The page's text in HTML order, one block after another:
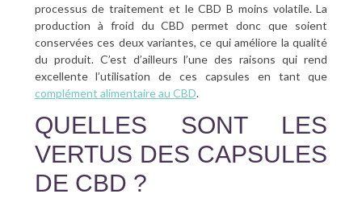
processus de traitement et le CBD B moins volatile. La
production à froid du CBD permet donc que soient
conservées ces deux variantes, ce qui améliore la qualité
du produit. C’est d’ailleurs l’une des raisons qui rend
excellente l’utilisation de ces capsules en tant que
complément alimentaire au CBD.
QUELLES SONT LES
VERTUS DES CAPSULES
DE CBD ?